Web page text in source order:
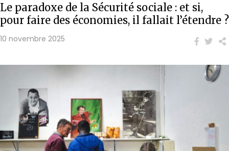
Le paradoxe de la Sécurité sociale : et si,
pour faire des économies, il fallait l’étendre ?
10 novembre 2025